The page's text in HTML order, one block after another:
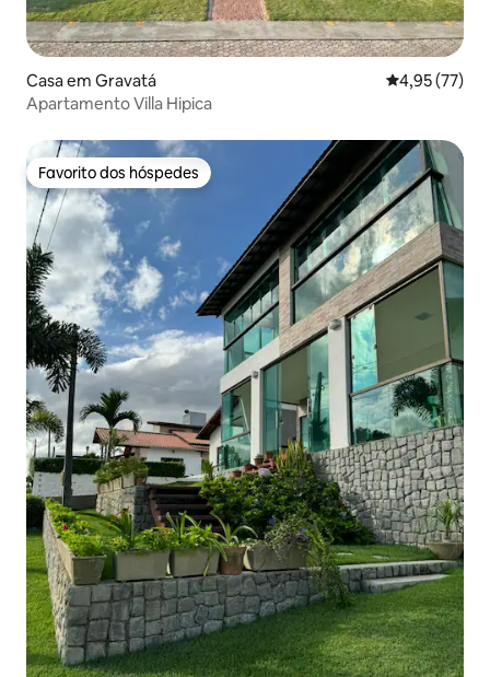
Casa em Gravatá Classificação
4,95 (77)
Apartamento Villa Hipica
Favorito dos hóspedes
Favorito dos hóspedes